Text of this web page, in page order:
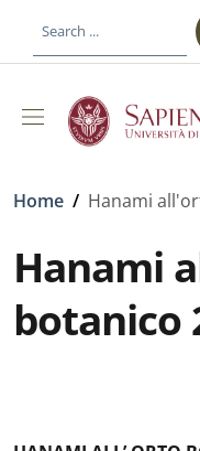
Breadcrumb
Home / Hanami
Hanami
botanico